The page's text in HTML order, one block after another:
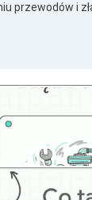
przewodów i